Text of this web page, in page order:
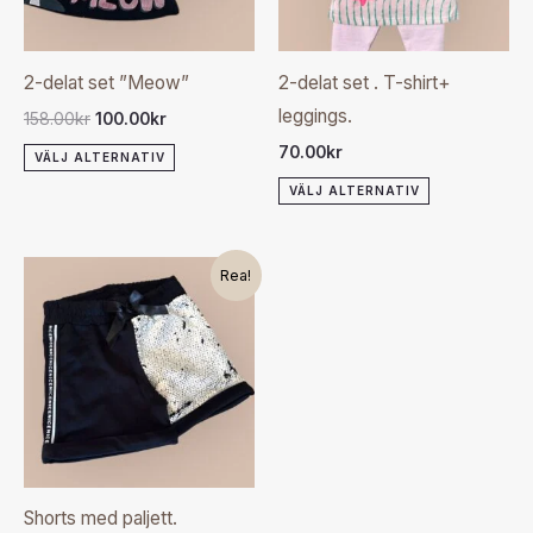
2-delat set ”Meow”
158.00kr 100.00kr
VÄLJ ALTERNATIV
väljas
2-delat set . T-shirt+
leggings.
70.00kr
VÄLJ ALTERNATIV
på
Rea!
Shorts med paljett.
ursprungliga
priset
var:
150.00kr.
nuvarande
priset
är:
120.00kr.
Den
här
produkten
har
flera
varianter.